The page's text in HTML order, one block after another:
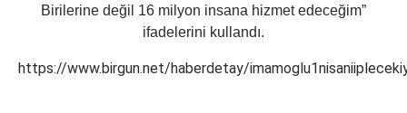
Birilerine değil 16 milyon insana hizmet edeceğim”
ifadelerini kullandı.
https://www.birgun.net/haberdetay/